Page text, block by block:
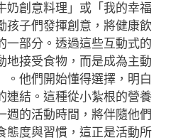
奶創意料理」或「我的幸福
孩子們發揮創意，將健康飲
一部分。透過這些互動式的
地接受食物，而是成為主動
。他們開始懂得選擇，明白
連結。這種從小紮根的營養
週的活動時間，將伴隨他們
態度與習慣，這正是活動所